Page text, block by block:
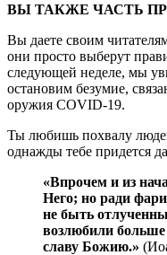
ВЫ ТАКЖЕ ЧАСТЬ
Вы даете своим
они просто выберут
следующей неделе, мы
остановим безумие,
оружия COVID-19.
Ты любишь похвалу
однажды тебе придется
«Впрочем и из
Него; но ради
не быть
возлюбили больше
славу Божию.»